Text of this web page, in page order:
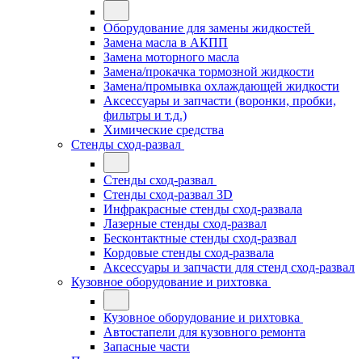
Оборудование для замены жидкостей
Замена масла в АКПП
Замена моторного масла
Замена/прокачка тормозной жидкости
Замена/промывка охлаждающей жидкости
Аксессуары и запчасти (воронки, пробки,
фильтры и т.д.)
Химические средства
Стенды сход-развал
Стенды сход-развал
Стенды сход-развал 3D
Инфракрасные стенды сход-развала
Лазерные стенды сход-развал
Бесконтактные стенды сход-развал
Кордовые стенды сход-развала
Аксессуары и запчасти для стенд сход-развал
Кузовное оборудование и рихтовка
Кузовное оборудование и рихтовка
Автостапели для кузовного ремонта
Запасные части